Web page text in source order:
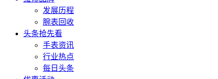
发展历程
腕表回收
头条抢先看
手表资讯
行业热点
每日头条